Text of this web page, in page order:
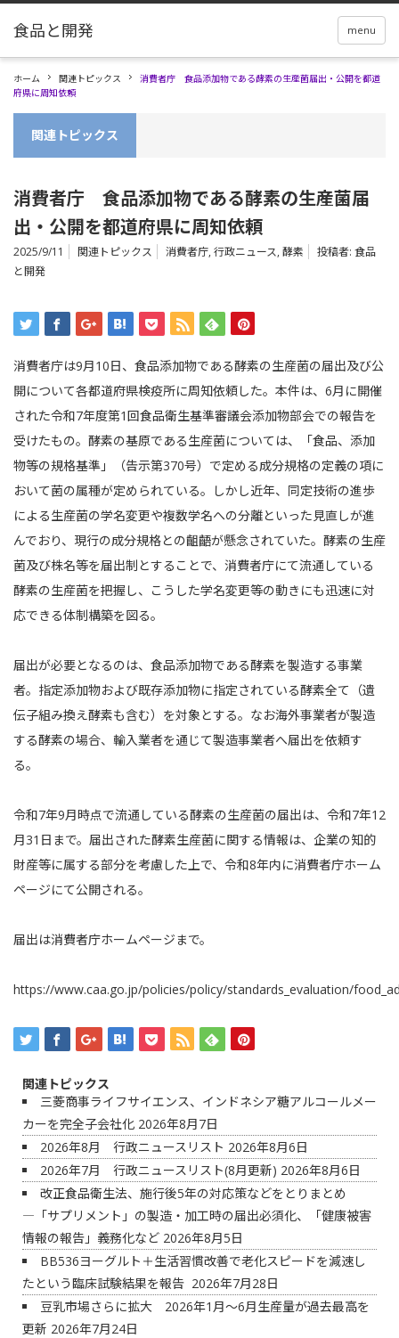
menu
ホーム 関連トピックス
消費者庁 食品添加物である酵素の生産菌届出・公開を都道
府県に周知依頼
関連トピックス
消費者庁 食品添加物である酵素の生産菌届
出・公開を都道府県に周知依頼
2025/9/11 関連トピックス 消費者庁, 行政ニュース, 酵素 投稿者: 食品
と開発
消費者庁は9月10日、食品添加物である酵素の生産菌の届出及び公
開について各都道府県検疫所に周知依頼した。本件は、6月に開催
された令和7年度第1回食品衛生基準審議会添加物部会での報告を
受けたもの。酵素の基原である生産菌については、「食品、添加
物等の規格基準」（告示第370号）で定める成分規格の定義の項に
おいて菌の属種が定められている。しかし近年、同定技術の進歩
による生産菌の学名変更や複数学名への分離といった見直しが進
んでおり、現行の成分規格との齟齬が懸念されていた。酵素の生産
菌及び株名等を届出制とすることで、消費者庁にて流通している
酵素の生産菌を把握し、こうした学名変更等の動きにも迅速に対
応できる体制構築を図る。
届出が必要となるのは、食品添加物である酵素を製造する事業
者。指定添加物および既存添加物に指定されている酵素全て（遺
伝子組み換え酵素も含む）を対象とする。なお海外事業者が製造
する酵素の場合、輸入業者を通じて製造事業者へ届出を依頼す
る。
令和7年9月時点で流通している酵素の生産菌の届出は、令和7年12
月31日まで。届出された酵素生産菌に関する情報は、企業の知的
財産等に属する部分を考慮した上で、令和8年内に消費者庁ホーム
ページにて公開される。
届出は消費者庁ホームページまで。
https://www.caa.go.jp/policies/policy/standards_evaluation/
関連トピックス
三菱商事ライフサイエンス、インドネシア糖アルコールメー
カーを完全子会社化 2026年8月7日
2026年8月 行政ニュースリスト 2026年8月6日
2026年7月 行政ニュースリスト(8月更新) 2026年8月6日
改正食品衛生法、施行後5年の対応策などをとりまとめ
―「サプリメント」の製造・加工時の届出必須化、「健康被害
情報の報告」義務化など 2026年8月5日
BB536ヨーグルト＋生活習慣改善で老化スピードを減速し
たという臨床試験結果を報告 2026年7月28日
豆乳市場さらに拡大 2026年1月～6月生産量が過去最高を
更新 2026年7月24日